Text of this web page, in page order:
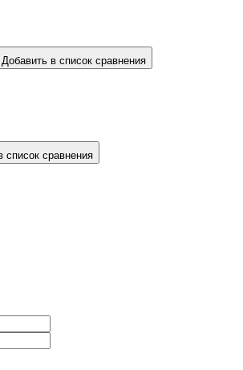
Добавить в список сравнения
список сравнения